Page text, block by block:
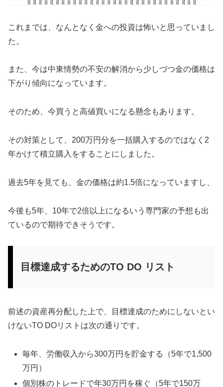
これまでは、なんとなく金への投資は怖いと思っていまし
た。
また、今は中東情勢の不安の解消から少しづつ金の価格は
下がり傾向になっています。
そのため、今買うと高値買いになる懸念もあります。
その対策として、200万円分を一括購入するのではなく2
年かけて積立購入をすることにしました。
過去5年を見ても、金の価格は約1.5倍になっていますし、
今後も5年、10年で2倍以上になるいう専門家の予想も出
ているので期待できそうです。
目標達成するためのTO DO リスト
前述の資産再分配した上で、目標達成のためにしないとい
けないTO DOリストは次の通りです。
毎年、労働収入から300万円を貯金する（5年で1,500
万円）
個別株のトレードで年30万円を稼ぐ（5年で150万